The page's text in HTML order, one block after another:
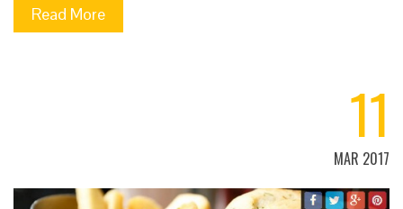
Read More
11
MAR 2017